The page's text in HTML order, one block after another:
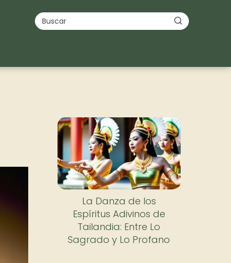
La Danza de los
Espíritus Adivinos de
Tailandia: Entre Lo
Sagrado y Lo Profano